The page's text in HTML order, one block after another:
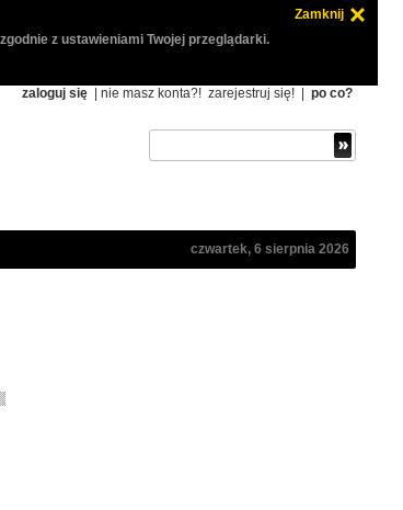
Zamknij
z ustawieniami Twojej przeglądarki.
zaloguj się | nie masz konta?! zarejestruj się! po co?
czwartek, 6 sierpnia 2026